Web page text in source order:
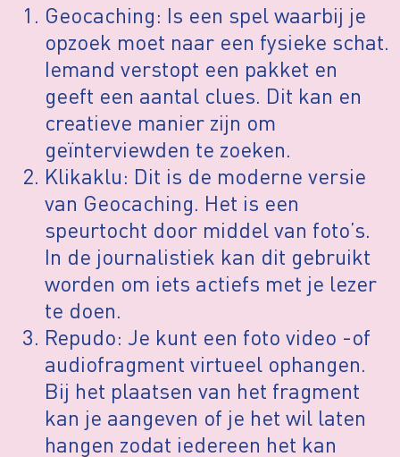
Geocaching: Is een spel waarbij je
opzoek moet naar een fysieke schat.
Iemand verstopt een pakket en
geeft een aantal clues. Dit kan en
creatieve manier zijn om
geïnterviewden te zoeken.
Klikaklu: Dit is de moderne versie
van Geocaching. Het is een
speurtocht door middel van foto’s.
In de journalistiek kan dit gebruikt
worden om iets actiefs met je lezer
te doen.
Repudo: Je kunt een foto video -of
audiofragment virtueel ophangen.
Bij het plaatsen van het fragment
kan je aangeven of je het wil laten
hangen zodat iedereen het kan